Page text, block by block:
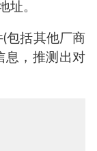
址。
(包括其他厂商
息，推测出对